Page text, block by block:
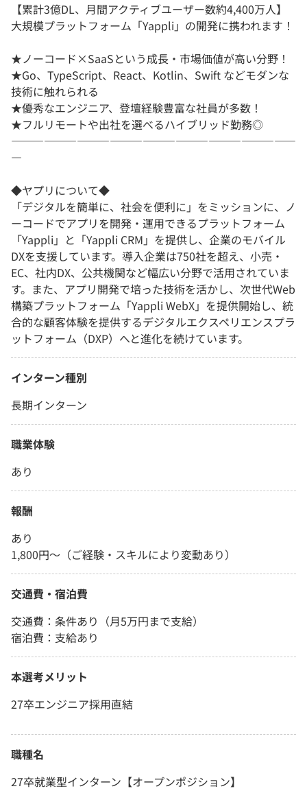
【累計3億DL、月間アクティブユーザー数約4,400万人】
大規模プラットフォーム「Yappli」の開発に携われます！
★ノーコード×SaaSという成長・市場価値が高い分野！
★Go、TypeScript、React、Kotlin、Swift などモダンな
技術に触れられる
★優秀なエンジニア、登壇経験豊富な社員が多数！
★フルリモートや出社を選べるハイブリッド勤務◎
――――――――――――――――――――――――――
―
◆ヤプリについて◆
「デジタルを簡単に、社会を便利に」をミッションに、ノ
ーコードでアプリを開発・運用できるプラットフォーム
「Yappli」と「Yappli CRM」を提供し、企業のモバイル
DXを支援しています。導入企業は750社を超え、小売・
EC、社内DX、公共機関など幅広い分野で活用されていま
す。また、アプリ開発で培った技術を活かし、次世代Web
構築プラットフォーム「Yappli WebX」を提供開始し、統
合的な顧客体験を提供するデジタルエクスペリエンスプラ
ットフォーム（DXP）へと進化を続けています。
インターン種別
長期インターン
職業体験
あり
報酬
あり
1,800円〜（ご経験・スキルにより変動あり）
交通費・宿泊費
交通費：条件あり（月5万円まで支給）
宿泊費：支給あり
本選考メリット
27卒エンジニア採用直結
職種名
27卒就業型インターン【オープンポジション】